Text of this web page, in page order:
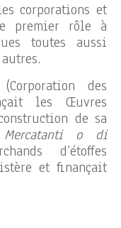
corporations et
premier rôle à
toutes aussi
des
les Œuvres
de sa
o di
d’étoffes
et finançait